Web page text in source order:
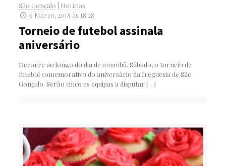
São Gonçalo
Notícias
9 Março, 2018 às 18:28
Torneio de futebol assinala
aniversário
Decorre ao longo do dia de amanhã, Sábado, o torneio de
futebol comemorativo do aniversário da freguesia de São
Gonçalo. Serão cinco as equipas a disputar […]